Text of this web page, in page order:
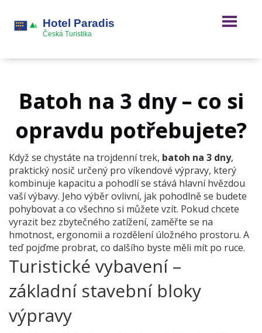
Batoh na 3 dny – co si
opravdu potřebujete?
Když se chystáte na trojdenní trek, batoh na 3 dny,
praktický nosič určený pro víkendové výpravy, který
kombinuje kapacitu a pohodlíse stává hlavní hvězdou
vaší výbavy. Jeho výběr ovlivní, jak pohodlně se budete
pohybovat a co všechno si můžete vzít. Pokud chcete
vyrazit bez zbytečného zatížení, zaměřte se na
hmotnost, ergonomii a rozdělení úložného prostoru. A
teď pojďme probrat, co dalšího byste měli mít po ruce.
Turistické vybavení –
základní stavební bloky
výpravy